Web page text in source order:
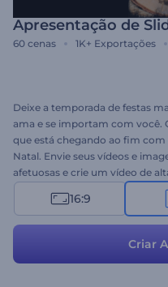
Apresentação de
60 cenas 1K+ Exportações
Deixe a temporada de festas
ama e se importam com você.
que está chegando ao fim com
Natal. Envie seus vídeos e
afetuosas e crie um vídeo de
Produza uma apresentação de
com seus amigos e familiares
comemorações de Ano Novo.
16:9
Criar